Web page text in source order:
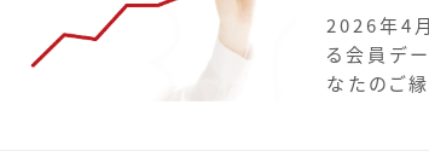
2026年4
る会員デ
なたのご